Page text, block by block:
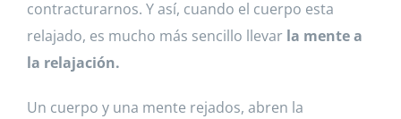
contracturarnos. Y así, cuando el cuerpo esta
relajado, es mucho más sencillo llevar la mente a
la relajación.
Un cuerpo y una mente rejados, abren la